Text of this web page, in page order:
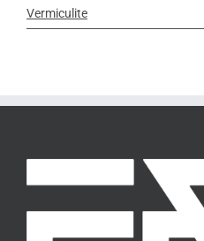
Vermiculite